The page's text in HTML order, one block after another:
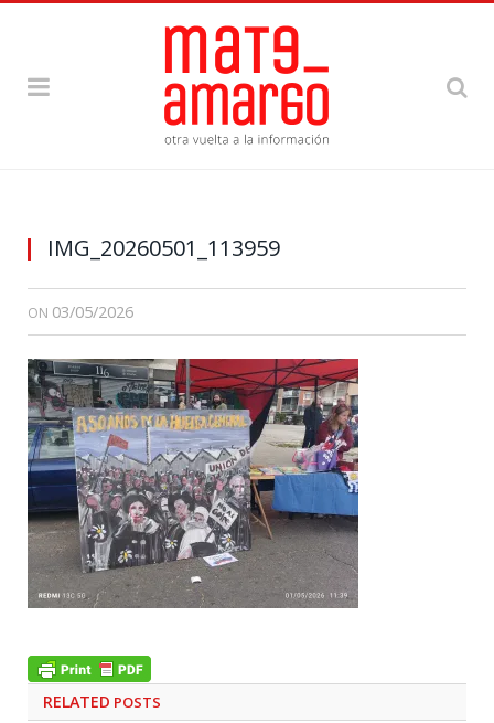
IMG_20260501_113959
ON 03/05/2026
RELATED POSTS